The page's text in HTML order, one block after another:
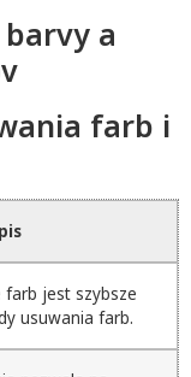
a
farb i
farb jest szybsze
usuwania farb.